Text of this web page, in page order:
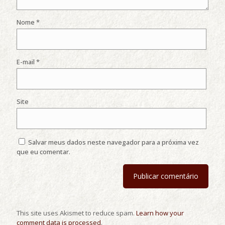
Nome *
E-mail *
Site
Salvar meus dados neste navegador para a próxima vez
que eu comentar.
This site uses Akismet to reduce spam. Learn how your
comment data is processed.